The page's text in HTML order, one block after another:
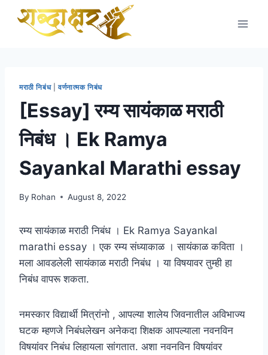
मराठी निबंध| वर्णनात्मक निबंध
[Essay] रम्य सायंकाळ मराठी
निबंध । Ek Ramya
Sayankal Marathi essay
By Rohan August 8, 2022
रम्य सायंकाळ मराठी निबंध । Ek Ramya Sayankal
marathi essay । एक रम्य संध्याकाळ । सायंकाळ कविता ।
मला आवडलेली सायंकाळ मराठी निबंध । या विषयावर तुम्ही हा
निबंध वापरू शकता.
नमस्कार विद्यार्थी मित्रांनो , आपल्या शालेय जिवनातील अविभाज्य
घटक म्हणजे निबंधलेखन अनेकदा शिक्षक आपल्याला नवनविन
विषयांवर निबंध लिहायला सांगतात. अशा नवनविन विषयांवर